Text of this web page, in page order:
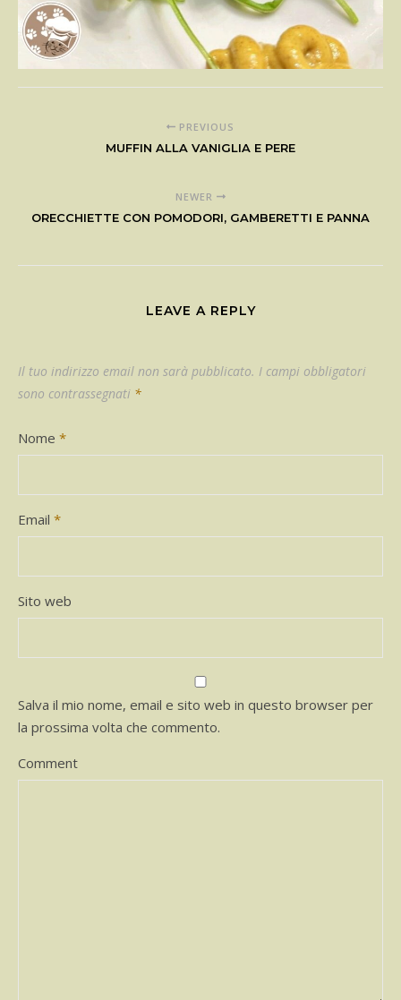
PREVIOUS
MUFFIN ALLA VANIGLIA E PERE
NEWER
ORECCHIETTE CON POMODORI, GAMBERETTI E PANNA
LEAVE A REPLY
Il tuo indirizzo email non sarà pubblicato. I campi obbligatori
sono contrassegnati *
Nome *
Email *
Sito web
Salva il mio nome, email e sito web in questo browser per
la prossima volta che commento.
Comment